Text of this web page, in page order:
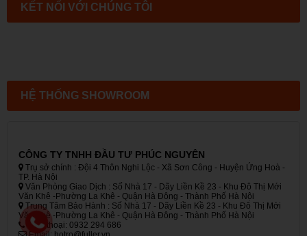
KẾT NỐI VỚI CHÚNG TÔI
HỆ THỐNG SHOWROOM
CÔNG TY TNHH ĐẦU TƯ PHÚC NGUYÊN
Trụ sở chính : Đội 4 Thôn Nghi Lộc - Xã Sơn Công - Huyện Ứng Hoà -
TP. Hà Nội
Văn Phòng Giao Dịch : Số Nhà 17 - Dãy Liền Kề 23 - Khu Đô Thị Mới
Văn Khê -Phường La Khê - Quận Hà Đông - Thành Phố Hà Nội
Trung Tâm Bảo Hành : Số Nhà 17 - Dãy Liền Kề 23 - Khu Đô Thị Mới
Văn Khê -Phường La Khê - Quận Hà Đông - Thành Phố Hà Nội
Điện thoại: 0932 294 686